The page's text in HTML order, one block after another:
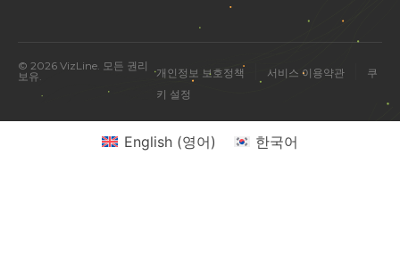
© 2026 VizLine. 모든 권리
보유.
개인정보 보호정책 서비스 이용약관
쿠
키 설정
English(영어) 한국어